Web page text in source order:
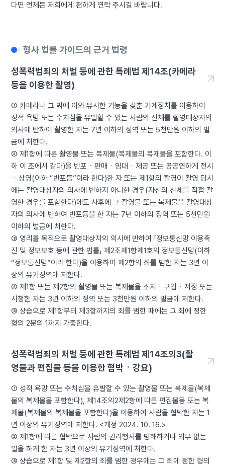
다면 언제든 저희에게 편하게 연락 주시길 바랍니다.
형사 법률 가이드의 근거 법령
성폭력범죄의 처벌 등에 관한 특례법 제14조(카메라
등을 이용한 촬영)
① 카메라나 그 밖에 이와 유사한 기능을 갖춘 기계장치를 이용하여
성적 욕망 또는 수치심을 유발할 수 있는 사람의 신체를 촬영대상자의
의사에 반하여 촬영한 자는 7년 이하의 징역 또는 5천만원 이하의 벌
금에 처한다.
② 제1항에 따른 촬영물 또는 복제물(복제물의 복제물을 포함한다. 이
하 이 조에서 같다)을 반포ㆍ판매ㆍ임대ㆍ제공 또는 공공연하게 전시
ㆍ상영(이하 “반포등”이라 한다)한 자 또는 제1항의 촬영이 촬영 당시
에는 촬영대상자의 의사에 반하지 아니한 경우(자신의 신체를 직접 촬
영한 경우를 포함한다)에도 사후에 그 촬영물 또는 복제물을 촬영대상
자의 의사에 반하여 반포등을 한 자는 7년 이하의 징역 또는 5천만원
이하의 벌금에 처한다.
③ 영리를 목적으로 촬영대상자의 의사에 반하여 「정보통신망 이용촉
진 및 정보보호 등에 관한 법률」 제2조제1항제1호의 정보통신망(이하
“정보통신망”이라 한다)을 이용하여 제2항의 죄를 범한 자는 3년 이
상의 유기징역에 처한다.
④ 제1항 또는 제2항의 촬영물 또는 복제물을 소지ㆍ구입ㆍ저장 또는
시청한 자는 3년 이하의 징역 또는 3천만원 이하의 벌금에 처한다.
⑤ 상습으로 제1항부터 제3항까지의 죄를 범한 때에는 그 죄에 정한
형의 2분의 1까지 가중한다.
성폭력범죄의 처벌 등에 관한 특례법 제14조의3(촬
영물과 편집물 등을 이용한 협박ㆍ강요)
① 성적 욕망 또는 수치심을 유발할 수 있는 촬영물 또는 복제물(복제
물의 복제물을 포함한다), 제14조의2제2항에 따른 편집물등 또는 복
제물(복제물의 복제물을 포함한다)을 이용하여 사람을 협박한 자는 1
년 이상의 유기징역에 처한다. <개정 2024. 10. 16.>
② 제1항에 따른 협박으로 사람의 권리행사를 방해하거나 의무 없는
일을 하게 한 자는 3년 이상의 유기징역에 처한다.
③ 상습으로 제1항 및 제2항의 죄를 범한 경우에는 그 죄에 정한 형의